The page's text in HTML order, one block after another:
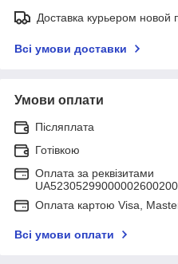
Доставка курьером новой
Всі умови доставки
Умови оплати
Післяплата
Готівкою
Оплата за реквізитами
Оплата картою Visa,
Всі умови оплати